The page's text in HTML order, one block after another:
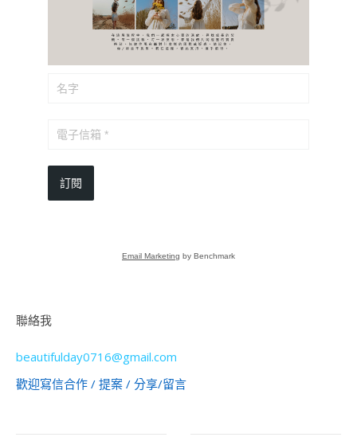
訂閱
Email Marketing by Benchmark
聯絡我
beautifulday0716@gmail.com
歡迎寫信合作 / 提案 / 分享/留言